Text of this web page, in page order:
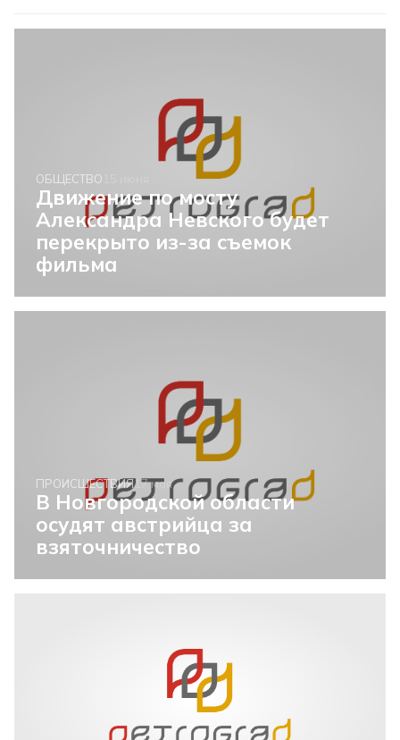
ОБЩЕСТВО
Движение по мосту
Александра Невского будет
перекрыто из-за съемок
фильма
ПРОИСШЕСТВИЯ17 мая
В Новгородской области
осудят австрийца за
взяточничество